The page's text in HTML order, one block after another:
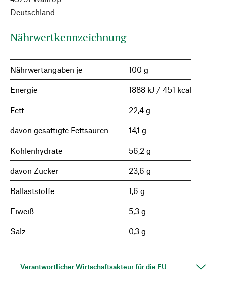
Deutschland
Nährwertkennzeichnung
Nährwertangaben je 100 g
Energie 1888 kJ / 451 kcal
Fett 22,4 g
davon gesättigte Fettsäuren 14,1 g
Kohlenhydrate 56,2 g
davon Zucker 23,6 g
Ballaststoffe 1,6 g
Eiweiß 5,3 g
Salz 0,3 g
Verantwortlicher Wirtschaftsakteur für die EU